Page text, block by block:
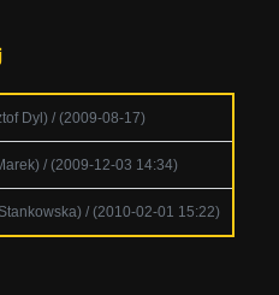
Dyl) / (2009-08-17)
/ (2009-12-03 14:34)
/ (2010-02-01 15:22)